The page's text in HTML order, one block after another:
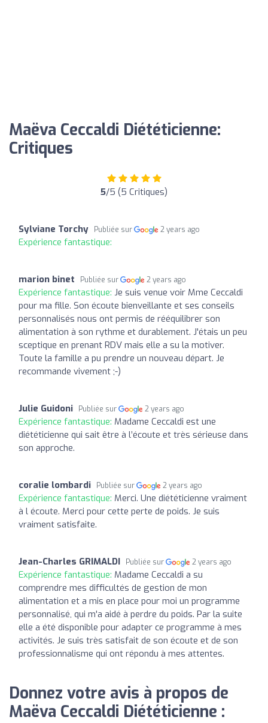
Maëva Ceccaldi Diététicienne:
Critiques
5/5 (5 Critiques)
Sylviane Torchy Publiée sur 2 years ago
Expérience fantastique:
marion binet Publiée sur 2 years ago
Expérience fantastique: Je suis venue voir Mme Ceccaldi
pour ma fille. Son écoute bienveillante et ses conseils
personnalisés nous ont permis de rééquilibrer son
alimentation à son rythme et durablement. J'étais un peu
sceptique en prenant RDV mais elle a su la motiver.
Toute la famille a pu prendre un nouveau départ. Je
recommande vivement ;-)
Julie Guidoni Publiée sur 2 years ago
Expérience fantastique: Madame Ceccaldi est une
diététicienne qui sait être à l’écoute et très sérieuse dans
son approche.
coralie lombardi Publiée sur 2 years ago
Expérience fantastique: Merci. Une diététicienne vraiment
à l écoute. Merci pour cette perte de poids. Je suis
vraiment satisfaite.
Jean-Charles GRIMALDI Publiée sur 2 years ago
Expérience fantastique: Madame Ceccaldi a su
comprendre mes difficultés de gestion de mon
alimentation et a mis en place pour moi un programme
personnalisé, qui m'a aidé à perdre du poids. Par la suite
elle a été disponible pour adapter ce programme à mes
activités. Je suis très satisfait de son écoute et de son
professionnalisme qui ont répondu à mes attentes.
Donnez votre avis à propos de
Maëva Ceccaldi Diététicienne :